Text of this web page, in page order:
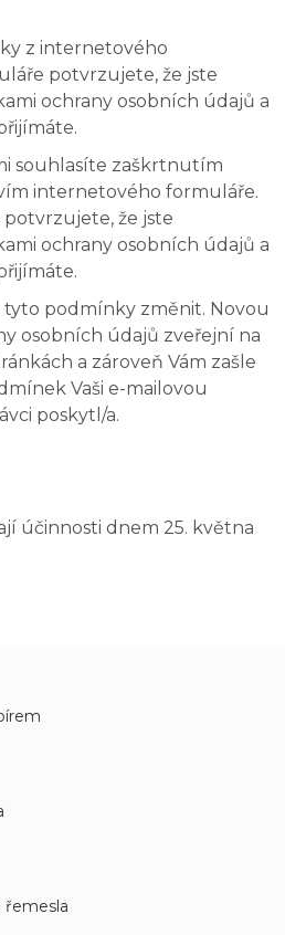
z internetového
potvrzujete, že jste
ochrany osobních údajů a
souhlasíte zaškrtnutím
internetového formuláře.
že jste
ochrany osobních údajů a
tyto podmínky změnit. Novou
osobních údajů zveřejní na
a zároveň Vám zašle
Vaši e-mailovou
poskytl/a.
účinnosti dnem 25. května
řemesla